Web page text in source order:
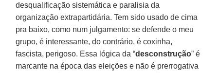
desqualificação sistemática e paralisia da
organização extrapartidária. Tem sido usado de cima
pra baixo, como num julgamento: se defende o meu
grupo, é interessante, do contrário, é coxinha,
fascista, perigoso. Essa lógica da “desconstrução” é
marcante na época das eleições e não é prerrogativa